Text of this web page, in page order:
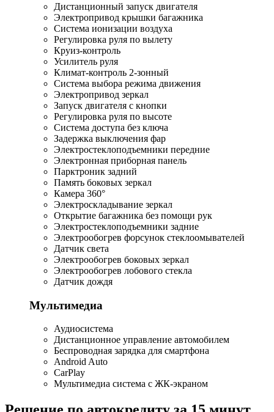
Дистанционный запуск двигателя
Электропривод крышки багажника
Система ионизации воздуха
Регулировка руля по вылету
Круиз-контроль
Усилитель руля
Климат-контроль 2-зонный
Система выбора режима движения
Электропривод зеркал
Запуск двигателя с кнопки
Регулировка руля по высоте
Система доступа без ключа
Задержка выключения фар
Электростеклоподъемники передние
Электронная приборная панель
Парктроник задний
Память боковых зеркал
Камера 360°
Электроскладывание зеркал
Открытие багажника без помощи рук
Электростеклоподъемники задние
Электрообогрев форсунок стеклоомывателей
Датчик света
Электрообогрев боковых зеркал
Электрообогрев лобового стекла
Датчик дождя
Мультимедиа
Аудиосистема
Дистанционное управление автомобилем
Беспроводная зарядка для смартфона
Android Auto
CarPlay
Мультимедиа система с ЖК-экраном